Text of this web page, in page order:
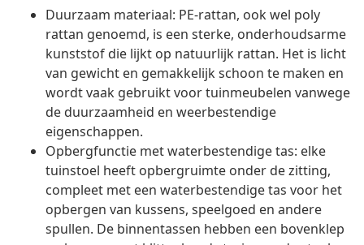
Duurzaam materiaal: PE-rattan, ook wel poly
rattan genoemd, is een sterke, onderhoudsarme
kunststof die lijkt op natuurlijk rattan. Het is licht
van gewicht en gemakkelijk schoon te maken en
wordt vaak gebruikt voor tuinmeubelen vanwege
de duurzaamheid en weerbestendige
eigenschappen.
Opbergfunctie met waterbestendige tas: elke
tuinstoel heeft opbergruimte onder de zitting,
compleet met een waterbestendige tas voor het
opbergen van kussens, speelgoed en andere
spullen. De binnentassen hebben een bovenklep